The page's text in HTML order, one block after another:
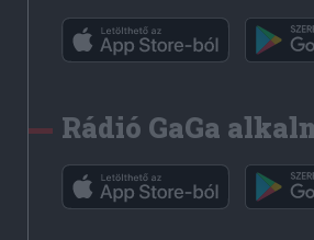
Rádió GaGa